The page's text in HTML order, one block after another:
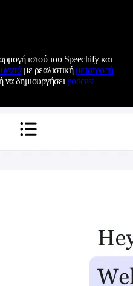
ιστού του Speechify και
με ρεαλιστική μετατροπή
να δημιουργήσει podcast